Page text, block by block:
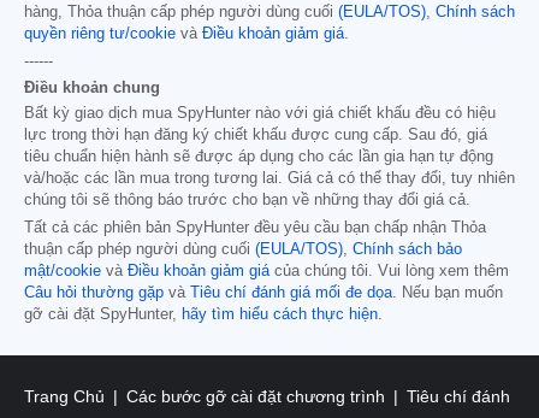
hàng, Thỏa thuận cấp phép người dùng cuối (EULA/TOS) Chính sách
quyền riêng tư/cookie và Điều khoản giảm giá
------
Điều khoản chung
Bất kỳ giao dịch mua SpyHunter nào với giá chiết khấu đều có hiệu
lực trong thời hạn đăng ký chiết khấu được cung cấp. Sau đó, giá
tiêu chuẩn hiện hành sẽ được áp dụng cho các lần gia hạn tự động
và/hoặc các lần mua trong tương lai. Giá cả có thể thay đổi, tuy nhiên
chúng tôi sẽ thông báo trước cho bạn về những thay đổi giá cả.
Tất cả các phiên bản SpyHunter đều yêu cầu bạn chấp nhận Thỏa
thuận cấp phép người dùng cuối (EULA/TOS) Chính sách bảo
mật/cookie và Điều khoản giảm giá của chúng tôi. Vui lòng xem thêm
Câu hỏi thường gặp và Tiêu chí đánh giá mối đe dọa . Nếu bạn muốn
gỡ cài đặt SpyHunter,
hãy tìm hiểu cách thực hiện
Trang Chủ Các bước gỡ cài đặt chương trình
Tiêu chí đánh